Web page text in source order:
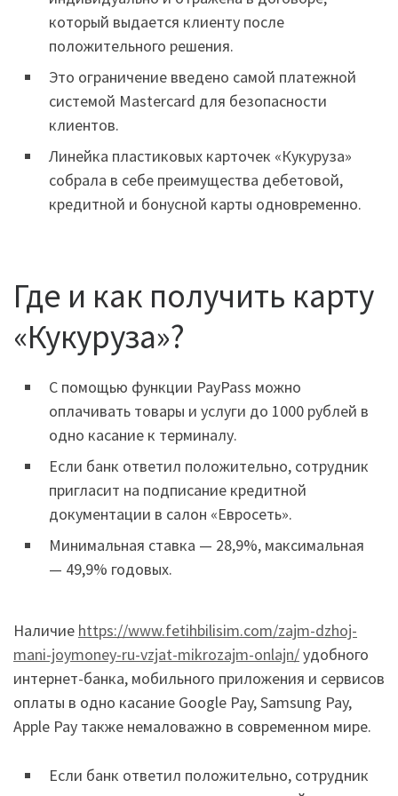
который выдается клиенту после
положительного решения.
Это ограничение введено самой платежной
системой Masterсard для безопасности
клиентов.
Линейка пластиковых карточек «Кукуруза»
собрала в себе преимущества дебетовой,
кредитной и бонусной карты одновременно.
Где и как получить карту
«Кукуруза»?
С помощью функции PayPass можно
оплачивать товары и услуги до 1000 рублей в
одно касание к терминалу.
Если банк ответил положительно, сотрудник
пригласит на подписание кредитной
документации в салон «Евросеть».
Минимальная ставка — 28,9%, максимальная
— 49,9% годовых.
Наличие https://www.fetihbilisim.com/zajm-dzhoj-
mani-joymoney-ru-vzjat-mikrozajm-onlajn/удобного
интернет-банка, мобильного приложения и сервисов
оплаты в одно касание Google Pay, Samsung Pay,
Apple Pay также немаловажно в современном мире.
Если банк ответил положительно, сотрудник